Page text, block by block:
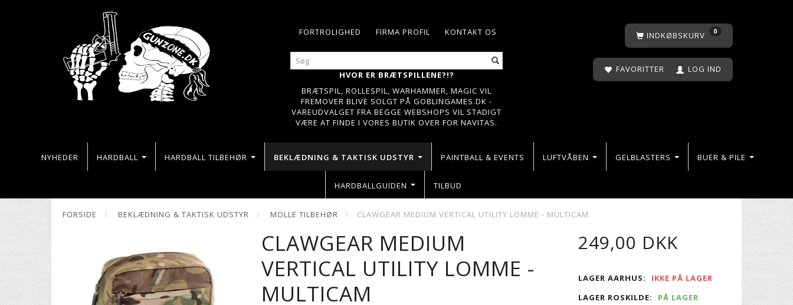
KONTAKT OS
FIRMA PROFIL
FORTROLIGHED
HVOR ER BRÆTSPILLENE?!?
BRÆTSPIL, ROLLESPIL, WARHAMMER, MAGIC VIL
FREMOVER BLIVE SOLGT PÅ GOBLINGAMES.DK -
VAREUDVALGET FRA BEGGE WEBSHOPS VIL STADIGT
VÆRE AT FINDE I VORES BUTIK OVER FOR NAVITAS.
INDKØBSKURV 0
FAVORITTER LOG IND
NYHEDER HARDBALL HARDBALL TILBEHØR BEKLÆDNING & TAKTISK UDSTYR PAINTBALL & EVENTS LUFTVÅBEN GELBLASTERS BUER & PILE
HARDBALLGUIDEN TILBUD
FORSIDE BEKLÆDNING & TAKTISK UDSTYR MOLLE TILBEHØR CLAWGEAR MEDIUM VERTICAL UTILITY LOMME - MULTICAM
CLAWGEAR MEDIUM
VERTICAL UTILITY LOMME -
MULTICAM
249,00 DKK
LAGER AARHUS:
IKKE PÅ LAGER
LAGER ROSKILDE:
PÅ LAGER